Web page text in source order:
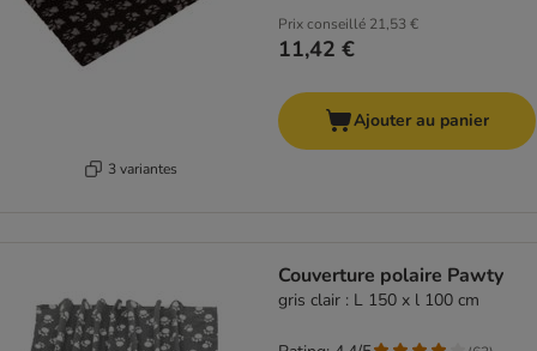
3 variantes
Prix conseillé 21,53 €
11,42 €
Ajouter au panier
Couverture polaire Pawty
gris clair : L 150 x l 100 cm